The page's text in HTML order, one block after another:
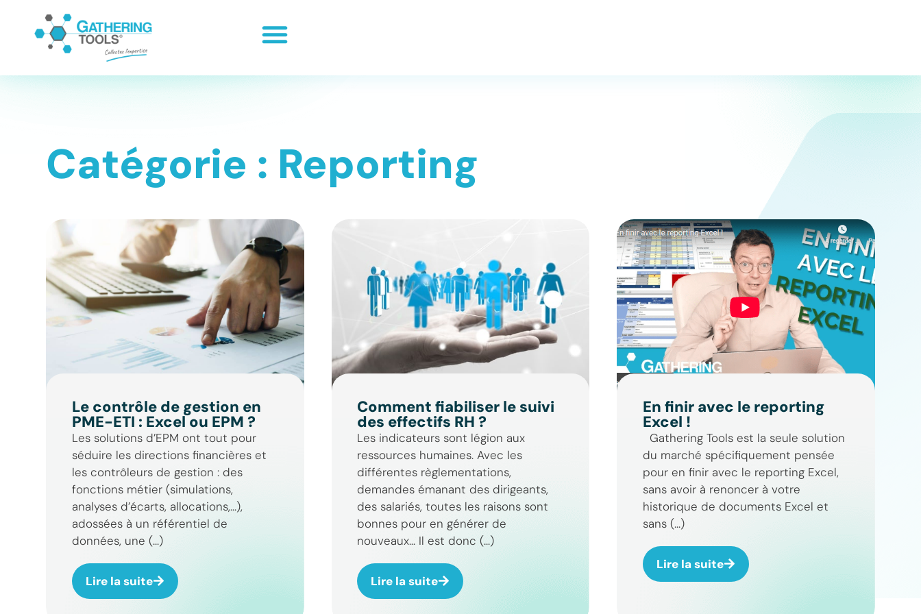
Catégorie : Reporting
Le contrôle de gestion en
PME-ETI : Excel ou EPM ?
Les solutions d’EPM ont tout pour
séduire les directions financières et
les contrôleurs de gestion : des
fonctions métier (simulations,
analyses d’écarts, allocations,…),
adossées à un référentiel de
données, une (...)
Lire la suite
Comment fiabiliser le suivi
des effectifs RH ?
Les indicateurs sont légion aux
ressources humaines. Avec les
différentes règlementations,
demandes émanant des dirigeants,
des salariés, toutes les raisons sont
bonnes pour en générer de
nouveaux… Il est donc (...)
Lire la suite
En finir avec le reporting
Excel !
Gathering Tools est la seule solution
du marché spécifiquement pensée
pour en finir avec le reporting Excel,
sans avoir à renoncer à votre
historique de documents Excel et
sans (...)
Lire la suite